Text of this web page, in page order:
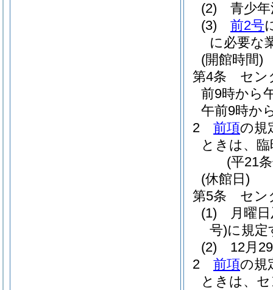
(2)
青少
(3)
前2号
に必要な
(開館時間)
第4条
セン
前9時から
午前9時か
2
前項の規
ときは、
(平21
(休館日)
第5条
セン
(1)
月曜
号)に規定
(2)
12月
2
前項の規
ときは、